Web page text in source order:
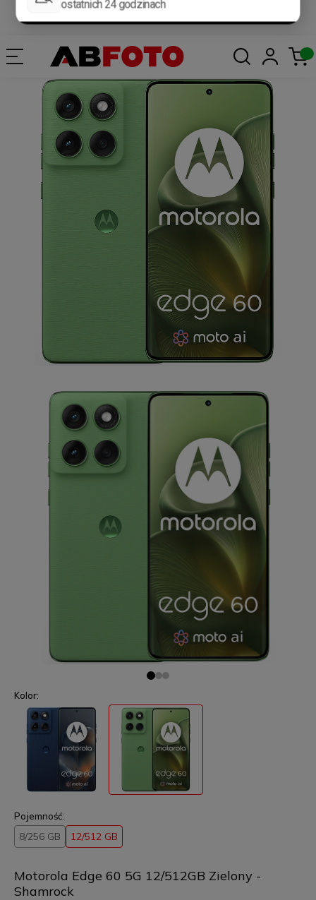
Darmowa dostawa od 400 zł*
Motorola Edge 60 5G 12/512GB Zielony -
Shamrock
Kolor:
Pojemność:
8/256 GB 12/512 GB